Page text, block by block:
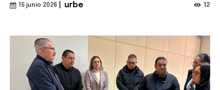
15 junio 2026 urbe 12